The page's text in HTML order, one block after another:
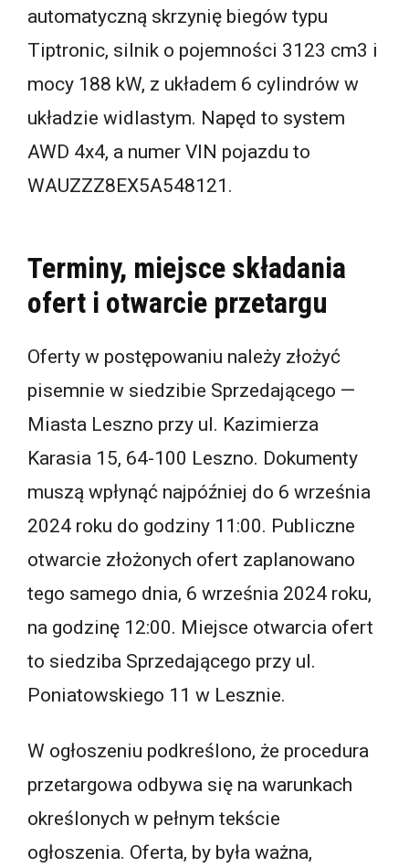
automatyczną skrzynię biegów typu
Tiptronic, silnik o pojemności 3123 cm3 i
mocy 188 kW, z układem 6 cylindrów w
układzie widlastym. Napęd to system
AWD 4x4, a numer VIN pojazdu to
WAUZZZ8EX5A548121.
Terminy, miejsce składania
ofert i otwarcie przetargu
Oferty w postępowaniu należy złożyć
pisemnie w siedzibie Sprzedającego —
Miasta Leszno przy ul. Kazimierza
Karasia 15, 64-100 Leszno. Dokumenty
muszą wpłynąć najpóźniej do 6 września
2024 roku do godziny 11:00. Publiczne
otwarcie złożonych ofert zaplanowano
tego samego dnia, 6 września 2024 roku,
na godzinę 12:00. Miejsce otwarcia ofert
to siedziba Sprzedającego przy ul.
Poniatowskiego 11 w Lesznie.
W ogłoszeniu podkreślono, że procedura
przetargowa odbywa się na warunkach
określonych w pełnym tekście
ogłoszenia. Oferta, by była ważna,